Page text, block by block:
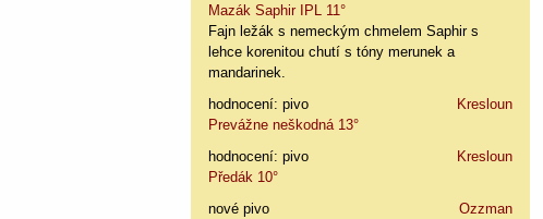
Mazák Saphir IPL 11°
Fajn ležák s nemeckým chmelem Saphir s
lehce korenitou chutí s tóny merunek a
mandarinek.
hodnocení: pivo
Kresloun
Prevážne neškodná 13°
hodnocení: pivo
Kresloun
Předák 10°
nové pivo
Ozzman